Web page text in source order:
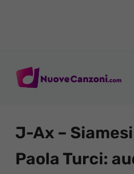
J-Ax –
Paola Turci: